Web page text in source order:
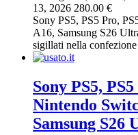
13, 2026 280.00 €
Sony PS5, PS5 Pro,
A16, Samsung S26
sigillati nella
Sony PS5,
Nintendo
Samsung S26